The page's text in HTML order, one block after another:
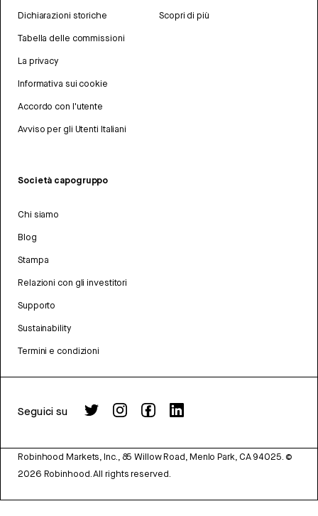
Dichiarazioni storiche
Tabella delle commissioni
La privacy
Informativa sui cookie
Accordo con l'utente
Avviso per gli Utenti Italiani
Scopri di più
Società capogruppo
Chi siamo
Blog
Stampa
Relazioni con gli investitori
Supporto
Sustainability
Termini e condizioni
Seguici su
Robinhood Markets, Inc., 85 Willow Road, Menlo Park, CA 94025. ©
2026 Robinhood. All rights reserved.